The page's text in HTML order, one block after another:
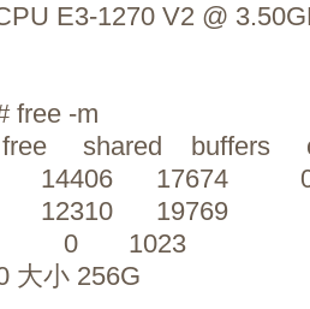
E3-1270 V2 @
free -m
shared buffers
14406 17674
12310 19769
0 1023
大小 256G